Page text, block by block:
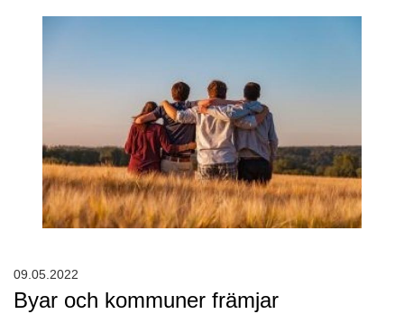
Byar och kommuner främjar
09.05.2022